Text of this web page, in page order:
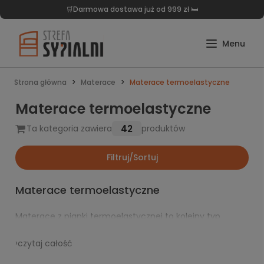
🛒Darmowa dostawa już od 999 zł 🛏️
Strona główna Materace Materace termoelastyczne
Materace termoelastyczne
Ta kategoria zawiera 42 produktów
Filtruj/Sortuj
Materace termoelastyczne
Materace z pianki termoelastycznej to kolejny typ
dopasowując się do naszego ciała biorą pod uwagę nie
›czytaj całość